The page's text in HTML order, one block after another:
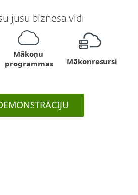
jūsu biznesa vidi
Mākoņu
programmas
Mākoņresursi